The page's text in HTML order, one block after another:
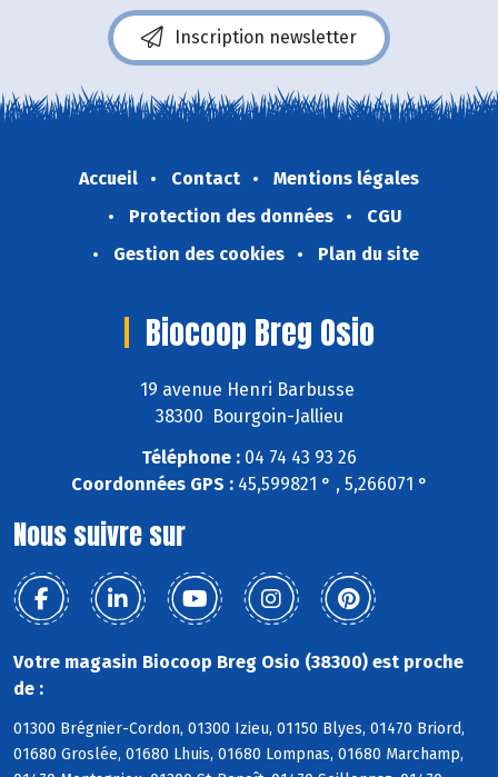
Inscription newsletter
Accueil Contact
Mentions légales
Protection des données
CGU
Gestion des cookies
Plan du site
Biocoop Breg Osio
19 avenue Henri Barbusse
38300 Bourgoin-Jallieu
Téléphone : 04 74 43 93 26
Coordonnées GPS :45,599821 ° , 5,266071 °
Nous suivre sur
Votre magasin Biocoop Breg Osio (38300) est proche
de :
01300 Brégnier-Cordon, 01300 Izieu, 01150 Blyes, 01470 Briord,
01680 Groslée, 01680 Lhuis, 01680 Lompnas, 01680 Marchamp,